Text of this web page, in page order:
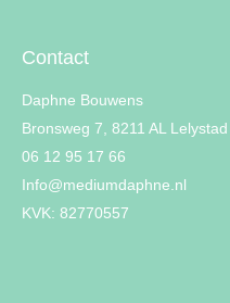
Contact
Daphne Bouwens
Bronsweg 7, 8211 AL Lelystad
06 12 95 17 66
Info@mediumdaphne.nl
KVK: 82770557